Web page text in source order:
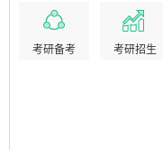
考研备考 考研招生